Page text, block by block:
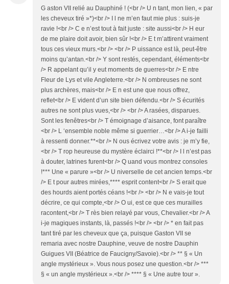
G aston VII relié au Dauphiné ! (<br /> U n tant, mon lien, « par
les cheveux tiré »*)<br /> I l ne m’en faut mie plus : suis-je
ravie !<br /> C e n’est tout à fait juste : site aussi<br /> H eur
de me plaire doit avoir, bien sûr !<br /> E t m’attirent vraiment
tous ces vieux murs.<br /> <br /> P uissance est là, peut-être
moins qu’antan.<br /> Y sont restés, cependant, éléments<br
/> R appelant qu’il y eut moments de guerres<br /> E ntre
Fleur de Lys et vile Angleterre.<br /> N ombreuses ne sont
plus archères, mais<br /> E n est une que nous offrez,
reflet<br /> E vident d’un site bien défendu.<br /> S écurités
autres ne sont plus vues,<br /> <br /> A rasées, disparues.
Sont les fenêtres<br /> T émoignage d’aisance, font paraître
<br /> L ‘ensemble noble même si guerrier…<br /> A i-je failli
à ressenti donner.**<br /> N ous écrivez votre avis : je m’y fie,
<br /> T rop heureuse du mystère éclairci !**<br /> I l n’est pas
à douter, latrines furent<br /> Q uand vous montrez consoles
!*** Une « parure »<br /> U niverselle de cet ancien temps.<br
/> E t pour autres mirées,**** esprit content<br /> S erait que
des hourds aient portés céans !<br /> <br /> N e vais-je tout
décrire, ce qui compte,<br /> O ui, est ce que ces murailles
racontent,<br /> T rès bien relayé par vous, Chevalier.<br /> A
i-je magiques instants, là, passés !<br /> <br /> * en fait pas
tant tiré par les cheveux que ça, puisque Gaston VII se
remaria avec nostre Dauphine, veuve de nostre Dauphin
Guigues VII (Béatrice de Faucigny/Savoie).<br /> ** § « Un
angle mystérieux ». Vous nous posez une question.<br /> ***
§ « un angle mystérieux ».<br /> **** § « Une autre tour ».